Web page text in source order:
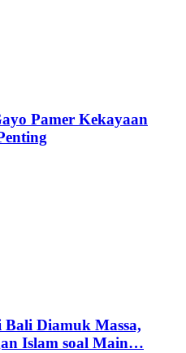
Pamer Kekayaan
Diamuk Massa,
Islam soal Main…